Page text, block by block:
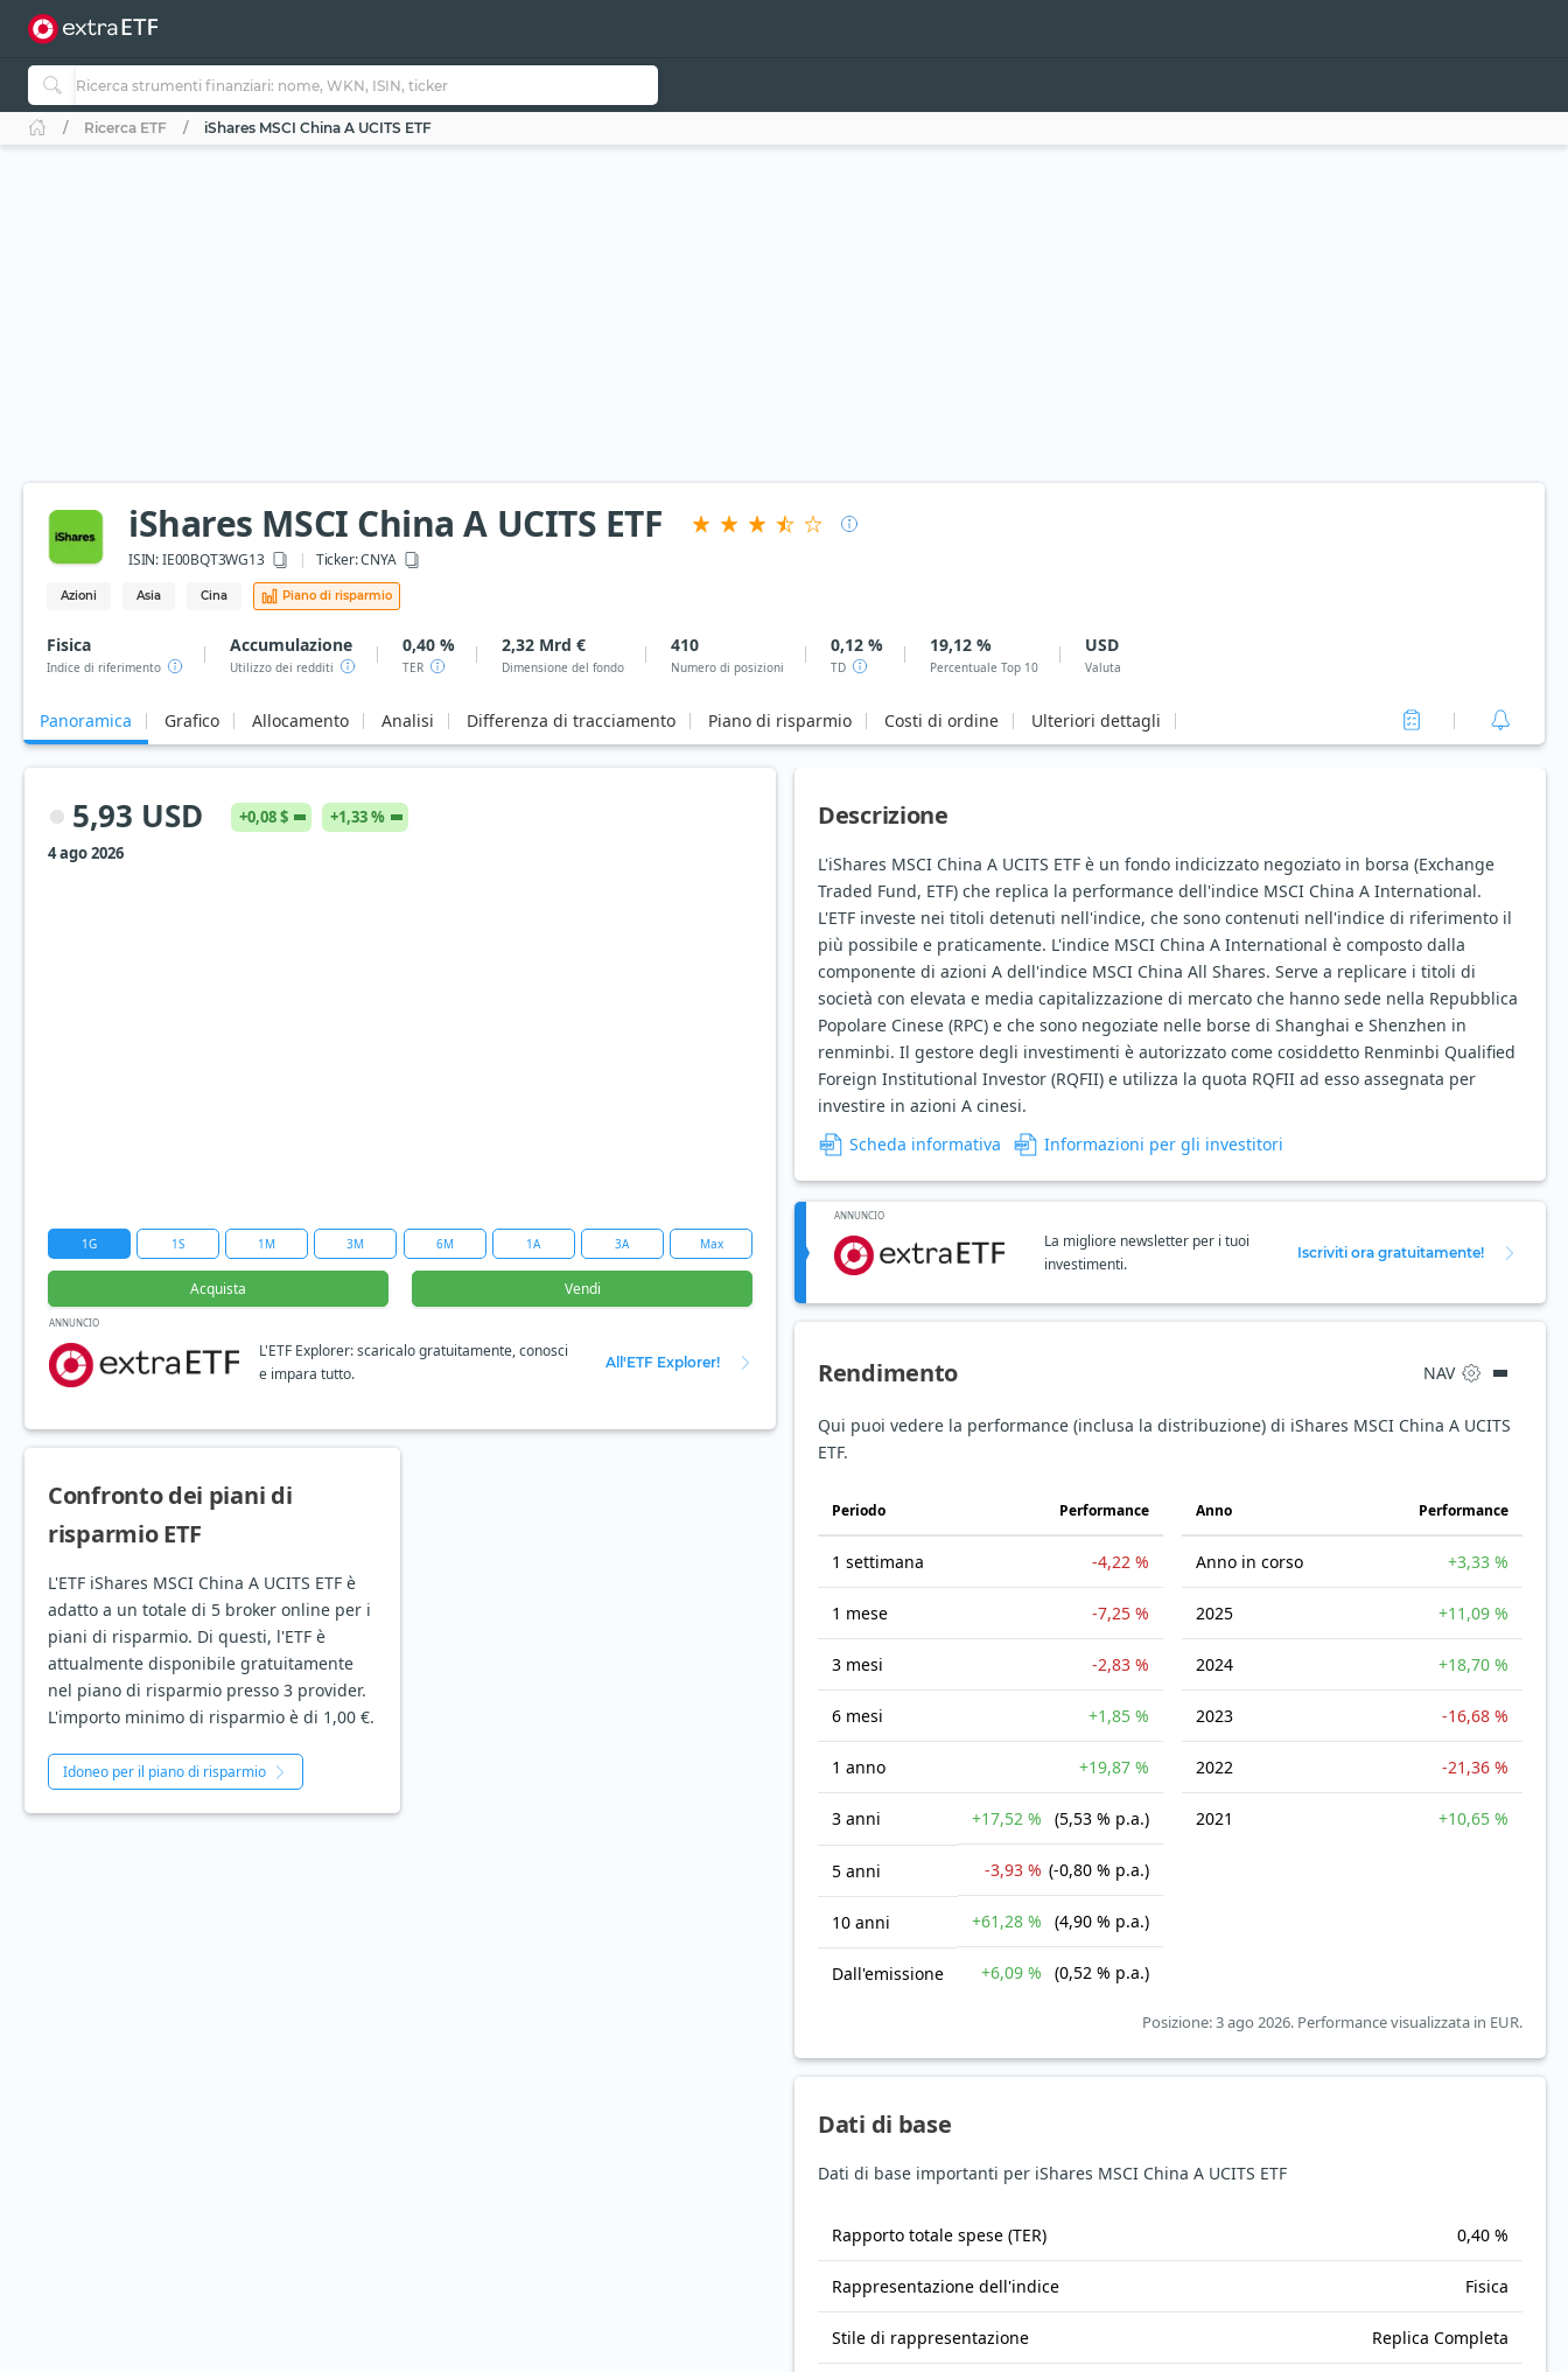
Ricerca ETF iShares MSCI China A UCITS ETF
iShares MSCI China A UCITS ETF
ISIN:IE00BQT3WG13 Ticker:CNYA
Azioni Asia Cina Piano di risparmio
Fisica
Indice di riferimento
Accumulazione
Utilizzo dei redditi
0,40 %
TER
2,32 Mrd €
Dimensione del fondo
410
Numero di posizioni
0,12 %
TD
19,12 %
Percentuale Top 10
USD
Valuta
Panoramica Grafico Allocamento Analisi Differenza di tracciamento Piano di risparmio Costi di ordine Ulteriori dettagli
5,93 USD +0,08 $
+1,33 %
4 ago 2026
1G 1S 1M 3M 6M 1A 3A Max
Acquista Vendi
ANNUNCIO
L'ETF Explorer: scaricalo gratuitamente, conosci
e impara tutto.
All'ETF Explorer!
Confronto dei piani di
risparmio ETF
L'ETF iShares MSCI China A UCITS ETF è
adatto a un totale di 5 broker online per i
piani di risparmio. Di questi, l'ETF è
attualmente disponibile gratuitamente
nel piano di risparmio presso 3 provider.
L'importo minimo di risparmio è di 1,00 €.
Idoneo per il piano di risparmio
Descrizione
L'iShares MSCI China A UCITS ETF è un fondo indicizzato negoziato in borsa (Exchange
Traded Fund, ETF) che replica la performance dell'indice MSCI China A International.
L'ETF investe nei titoli detenuti nell'indice, che sono contenuti nell'indice di riferimento il
più possibile e praticamente. L'indice MSCI China A International è composto dalla
componente di azioni A dell'indice MSCI China All Shares. Serve a replicare i titoli di
società con elevata e media capitalizzazione di mercato che hanno sede nella Repubblica
Popolare Cinese (RPC) e che sono negoziate nelle borse di Shanghai e Shenzhen in
renminbi. Il gestore degli investimenti è autorizzato come cosiddetto Renminbi Qualified
Foreign Institutional Investor (RQFII) e utilizza la quota RQFII ad esso assegnata per
investire in azioni A cinesi.
Scheda informativa
Informazioni per gli investitori
ANNUNCIO
La migliore newsletter per i tuoi
investimenti.
Iscriviti ora gratuitamente!
Rendimento NAV
Qui puoi vedere la performance (inclusa la distribuzione) di iShares MSCI China A UCITS
ETF.
Periodo Performance
1 settimana -4,22 %
1 mese -7,25 %
3 mesi -2,83 %
6 mesi +1,85 %
1 anno +19,87 %
3 anni +17,52 % (5,53 % p.a.)
5 anni -3,93 % (-0,80 % p.a.)
10 anni +61,28 % (4,90 % p.a.)
Dall'emissione +6,09 % (0,52 % p.a.)
Anno Performance
Anno in corso +3,33 %
2025 +11,09 %
2024 +18,70 %
2023 -16,68 %
2022 -21,36 %
2021 +10,65 %
Posizione: 3 ago 2026. Performance visualizzata in EUR.
Dati di base
Dati di base importanti per iShares MSCI China A UCITS ETF
Rapporto totale spese (TER) 0,40 %
Rappresentazione dell'indice Fisica
Stile di rappresentazione Replica Completa